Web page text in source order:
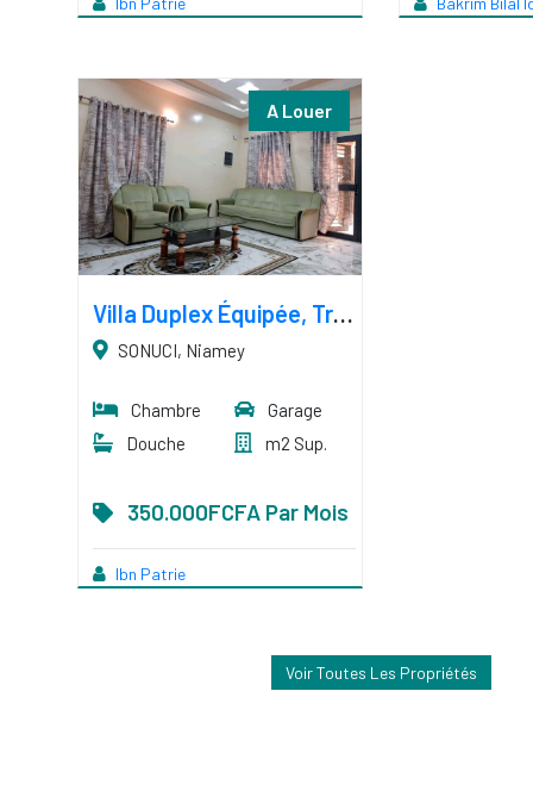
A Louer
Villa Duplex Équipée, Très Propre
SONUCI, Niamey
Chambre
Douche
Garage
m2 Sup.
350.000FCFA Par Mois
Ibn Patrie
Voir Toutes Les Propriétés